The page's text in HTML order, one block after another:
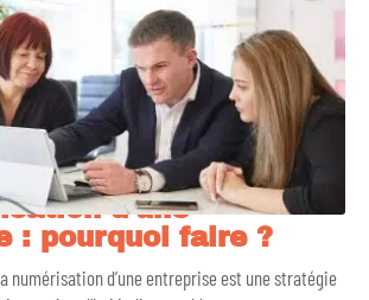
d’une
: pourquoi faire ?
numérisation d’une entreprise est une stratégie